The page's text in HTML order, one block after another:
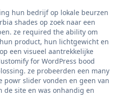
hun bedrijf op lokale beurzen
shades op zoek naar een
ze required the ability om
product, hun lichtgewicht en
een visueel aantrekkelijke
for WordPress bood
ze probeerden een many
slider vonden en geen van
de site en was onhandig en